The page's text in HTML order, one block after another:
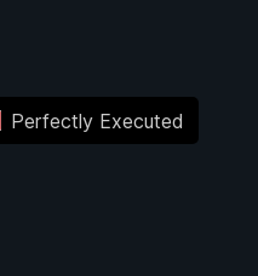
Perfectly Executed